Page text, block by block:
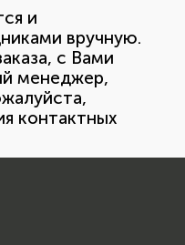
и
вручную.
с Вами
менеджер,
контактных